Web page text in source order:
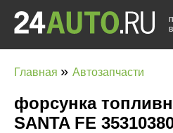
в
Главная » Автозапчасти
форсунка
SANTA FE